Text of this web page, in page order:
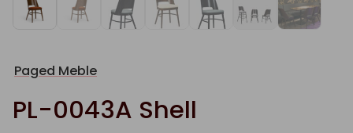
Paged Meble
PL-0043A Shell